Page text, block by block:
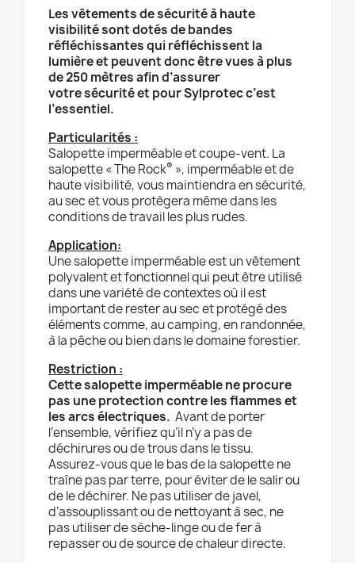
Les vêtements de sécurité à haute
visibilité sont dotés de bandes
réfléchissantes qui réfléchissent la
lumière et peuvent donc être vues à plus
de 250 mètres afin d’assurer
votre sécurité et pour Sylprotec c’est
l’essentiel.
Particularités :
Salopette imperméable et coupe-vent. La
salopette « The Rock® », imperméable et de
haute visibilité, vous maintiendra en sécurité,
au sec et vous protègera même dans les
conditions de travail les plus rudes.
Application:
Une salopette imperméable est un vêtement
polyvalent et fonctionnel qui peut être utilisé
dans une variété de contextes où il est
important de rester au sec et protégé des
éléments comme, au camping, en randonnée,
à la pêche ou bien dans le domaine forestier.
Restriction :
Cette salopette imperméable ne procure
pas une protection contre les flammes et
les arcs électriques. Avant de porter
l’ensemble, vérifiez qu’il n’y a pas de
déchirures ou de trous dans le tissu.
Assurez-vous que le bas de la salopette ne
traîne pas par terre, pour éviter de le salir ou
de le déchirer. Ne pas utiliser de javel,
d’assouplissant ou de nettoyant à sec, ne
pas utiliser de sèche-linge ou de fer à
repasser ou de source de chaleur directe.